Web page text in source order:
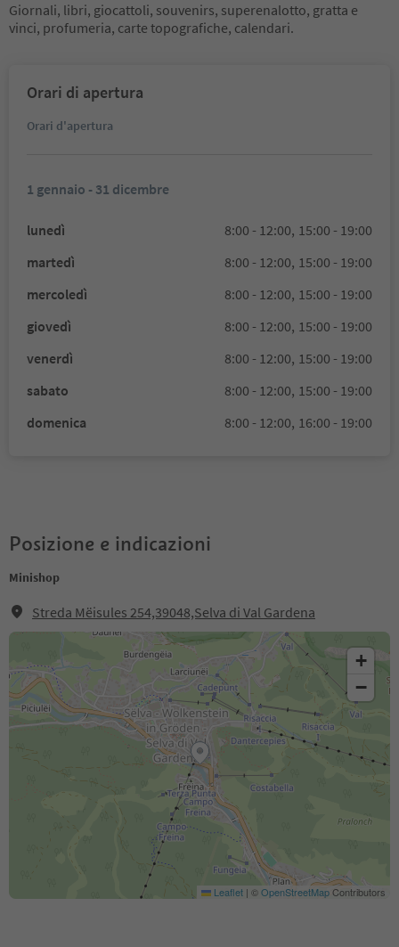
Giornali, libri, giocattoli, souvenirs, superenalotto, gratta e
vinci, profumeria, carte topografiche, calendari.
Orari di apertura
Orari d'apertura
1 gennaio - 31 dicembre
lunedì 8:00 - 12:00, 15:00 - 19:00
martedì
8:00 - 12:00, 15:00 - 19:00
mercoledì
8:00 - 12:00, 15:00 - 19:00
giovedì
8:00 - 12:00, 15:00 - 19:00
venerdì
8:00 - 12:00, 15:00 - 19:00
sabato
8:00 - 12:00, 15:00 - 19:00
domenica
8:00 - 12:00, 16:00 - 19:00
Posizione e indicazioni
Minishop
Streda Mëisules 254,39048,Selva di Val Gardena
+
−
Leaflet | ©OpenStreetMapContributors